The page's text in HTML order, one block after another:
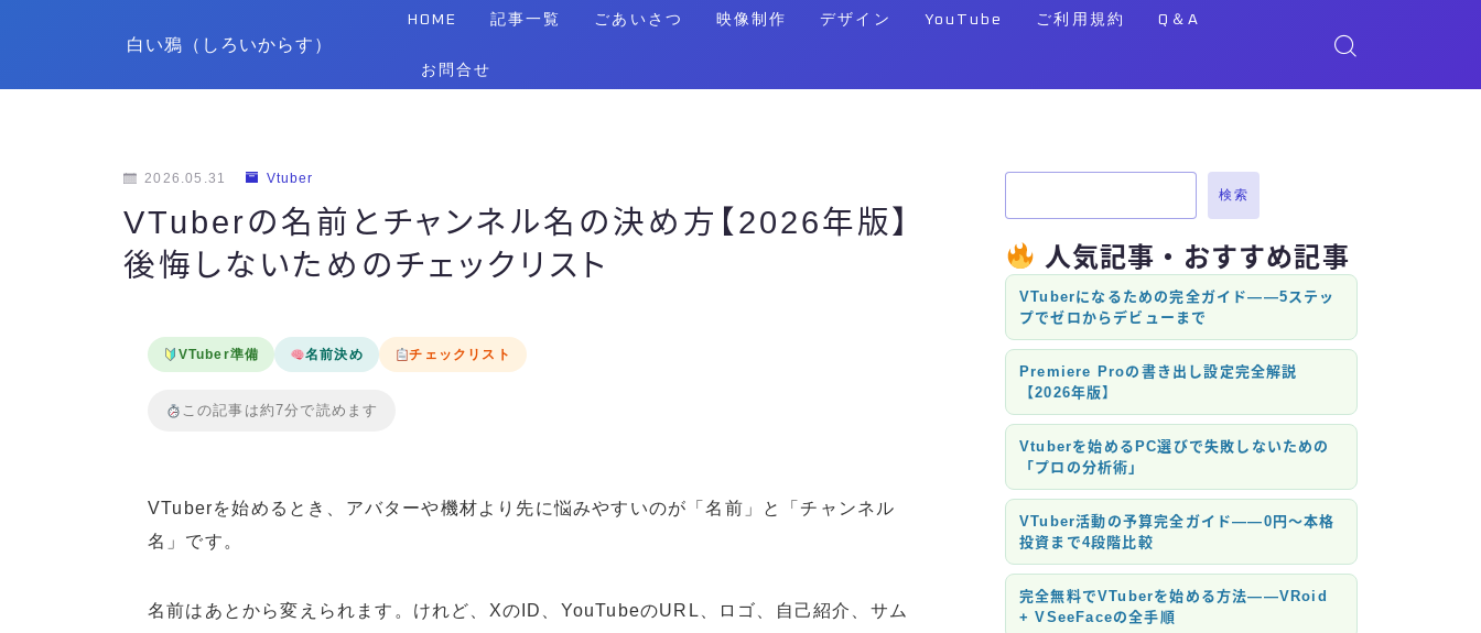
白い鴉（しろいからす）
HOME 記事一覧 ごあいさつ 映像制作 デザイン YouTube ご利用規約 Q＆A
お問合せ
2026.05.31 Vtuber
VTuberの名前とチャンネル名の決め方【2026年版】
後悔しないためのチェックリスト
VTuber準備 名前決め チェックリスト
この記事は約7分で読めます
VTuberを始めるとき、アバターや機材より先に悩みやすいのが「名前」と「チャンネル
名」です。
名前はあとから変えられます。けれど、XのID、YouTubeのURL、ロゴ、自己紹介、サム
検索
人気記事・おすすめ記事
VTuberになるための完全ガイド——5ステッ
プでゼロからデビューまで
Premiere Proの書き出し設定完全解説
【2026年版】
Vtuberを始めるPC選びで失敗しないための
「プロの分析術」
VTuber活動の予算完全ガイド——0円〜本格
投資まで4段階比較
完全無料でVTuberを始める方法——VRoid
+ VSeeFaceの全手順